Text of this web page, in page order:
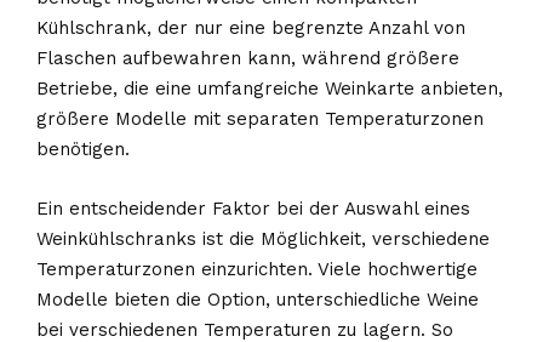
Kühlschrank, der nur eine begrenzte Anzahl von
Flaschen aufbewahren kann, während größere
Betriebe, die eine umfangreiche Weinkarte anbieten,
größere Modelle mit separaten Temperaturzonen
benötigen.
Ein entscheidender Faktor bei der Auswahl eines
Weinkühlschranks ist die Möglichkeit, verschiedene
Temperaturzonen einzurichten. Viele hochwertige
Modelle bieten die Option, unterschiedliche Weine
bei verschiedenen Temperaturen zu lagern. So